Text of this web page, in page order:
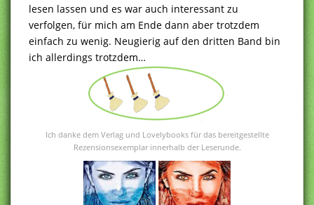
lesen lassen und es war auch interessant zu
verfolgen, für mich am Ende dann aber trotzdem
einfach zu wenig. Neugierig auf den dritten Band bin
ich allerdings trotzdem…
Ich danke dem Verlag und Lovelybooks für das bereitgestellte
Rezensionsexemplar innerhalb der Leserunde.